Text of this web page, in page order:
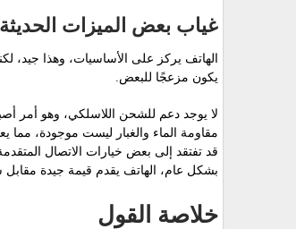
غياب بعض الميزات الحديثة
الهاتف يركز على الأساسيات، وهذا جيد،
يكون مزعجًا للبعض.
لا يوجد دعم للشحن اللاسلكي، وهو أمر
مقاومة الماء والغبار ليست موجودة، مما
قد تفتقد إلى بعض خيارات الاتصال
بشكل عام، الهاتف يقدم قيمة جيدة مقابل
خلاصة القول